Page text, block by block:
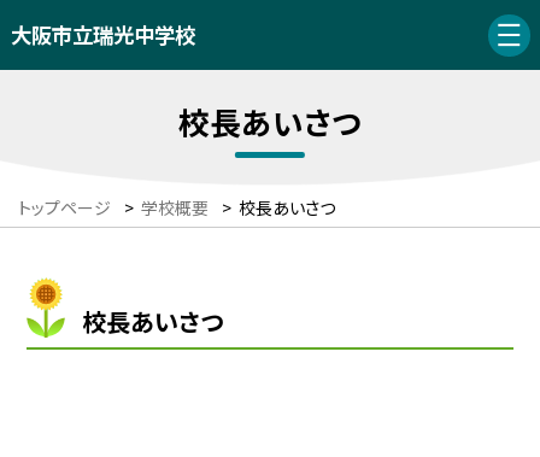
大阪市立瑞光中学校
校長あいさつ
トップページ > 学校概要 > 校長あいさつ
校長あいさつ